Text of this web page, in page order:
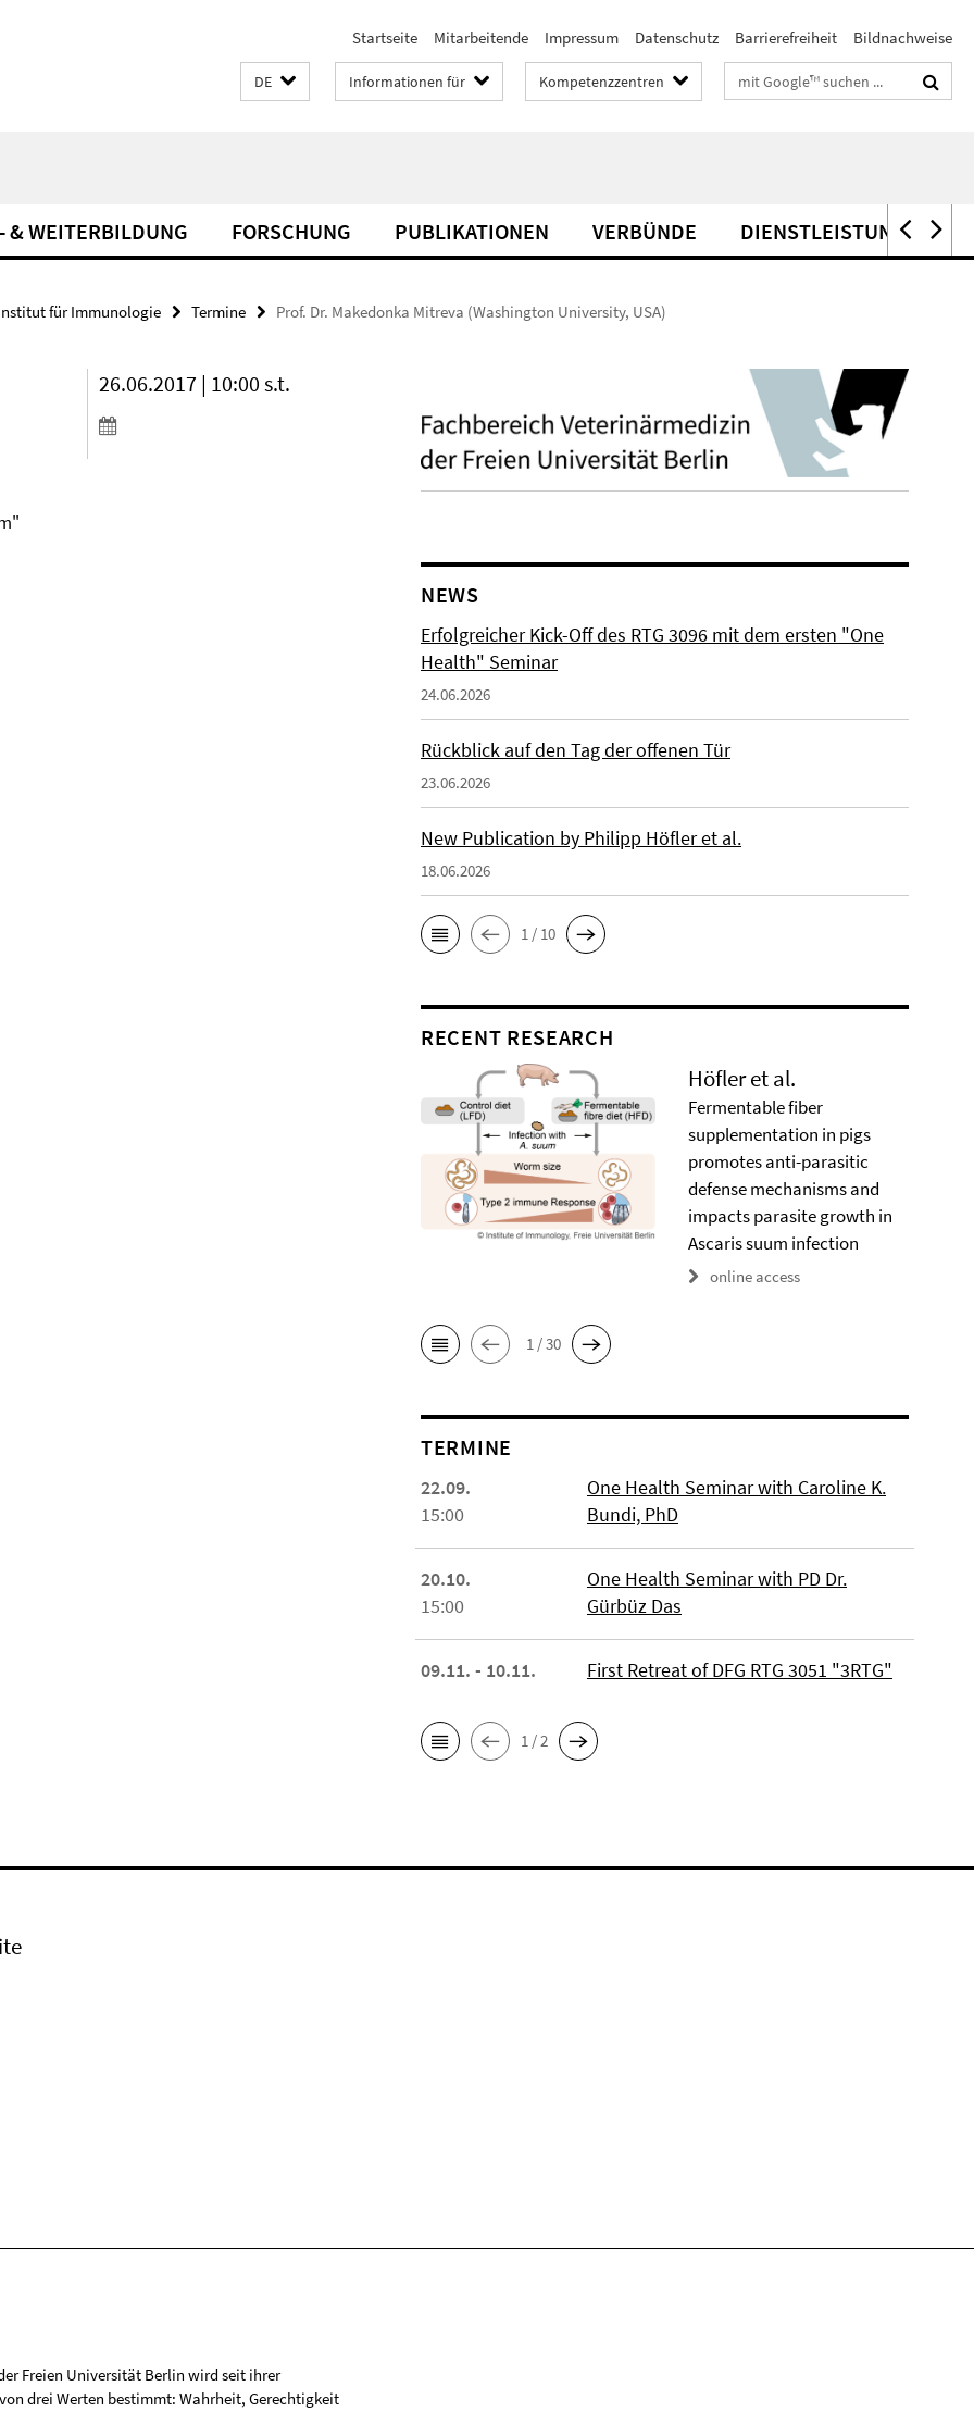
Startseite Mitarbeitende Impressum Datenschutz Barrierefreiheit Bildnachweise
DE Informationen für Kompetenzzentren Suchbegriffe
& WEITERBILDUNG FORSCHUNG PUBLIKATIONEN VERBÜNDE DIENSTLEISTUNG
für Immunologie Termine Prof. Dr. Makedonka Mitreva (Washington University, USA)
26.06.2017 | 10:00 s.t.
NEWS
Erfolgreicher Kick-Off des RTG 3096 mit dem ersten "One
Health" Seminar
24.06.2026
Rückblick auf den Tag der offenen Tür
23.06.2026
New Publication by Philipp Höfler et al.
18.06.2026
1 / 10
RECENT RESEARCH
Höfler et al.
Fermentable fiber
supplementation in pigs
promotes anti-parasitic
defense mechanisms and
impacts parasite growth in
Ascaris suum infection
online access
1 / 30
TERMINE
22.09.
15:00
One Health Seminar with Caroline K.
Bundi, PhD
20.10.
15:00
One Health Seminar with PD Dr.
Gürbüz Das
09.11. - 10.11. First Retreat of DFG RTG 3051 "3RTG"
1 / 2
Freien Universität Berlin wird seit ihrer
drei Werten bestimmt: Wahrheit, Gerechtigkeit